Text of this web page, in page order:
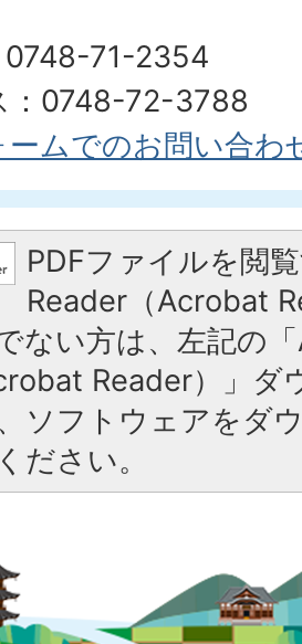
0748-71-2354
：0748-72-3788
ームでのお問い合わ
PDFファイルを閲
Reader（Acrobat
ない方は、左記の
Reader）」ダ
ソフトウェアをダ
ださい。